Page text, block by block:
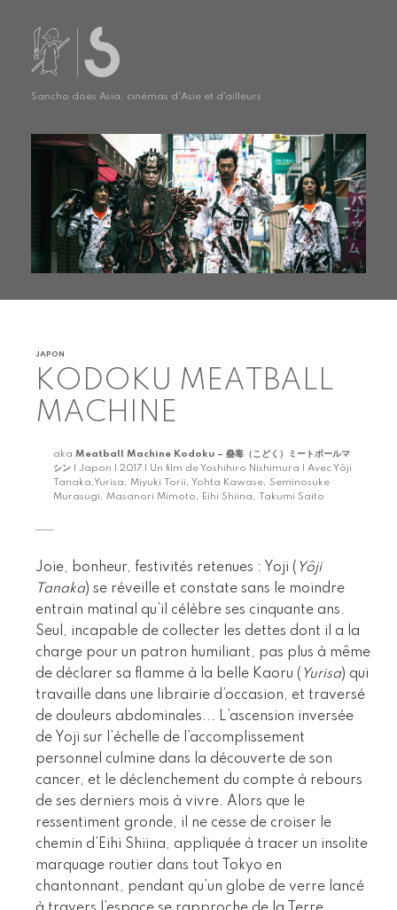
Sancho does Asia, cinémas d'Asie et d'ailleurs
JAPON
KODOKU MEATBALL
MACHINE
aka Meatball Machine Kodoku – 蠱毒（こどく）ミートボールマ
シン | Japon | 2017 | Un film de Yoshihiro Nishimura | Avec Yôji
Tanaka,Yurisa, Miyuki Torii, Yohta Kawase, Seminosuke
Murasugi, Masanori Mimoto, Eihi Shiina, Takumi Saito
Joie, bonheur, festivités retenues : Yoji ( Yôji
Tanaka) se réveille et constate sans le moindre
entrain matinal qu’il célèbre ses cinquante ans.
Seul, incapable de collecter les dettes dont il a la
charge pour un patron humiliant, pas plus à même
de déclarer sa flamme à la belle Kaoru ( Yurisa) qui
travaille dans une librairie d’occasion, et traversé
de douleurs abdominales... L’ascension inversée
de Yoji sur l’échelle de l’accomplissement
personnel culmine dans la découverte de son
cancer, et le déclenchement du compte à rebours
de ses derniers mois à vivre. Alors que le
ressentiment gronde, il ne cesse de croiser le
chemin d’Eihi Shiina, appliquée à tracer un insolite
marquage routier dans tout Tokyo en
chantonnant, pendant qu’un globe de verre lancé